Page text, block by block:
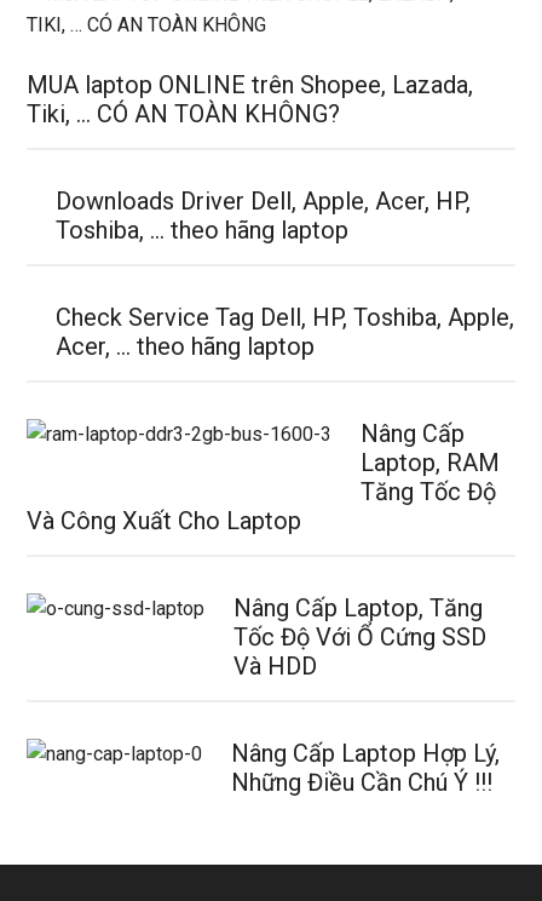
MUA laptop ONLINE trên Shopee, Lazada,
Tiki, … CÓ AN TOÀN KHÔNG?
Downloads Driver Dell, Apple, Acer, HP,
Toshiba, … theo hãng laptop
Check Service Tag Dell, HP, Toshiba, Apple,
Acer, … theo hãng laptop
Nâng Cấp
Laptop, RAM
Tăng Tốc Độ
Và Công Xuất Cho Laptop
Nâng Cấp Laptop, Tăng
Tốc Độ Với Ổ Cứng SSD
Và HDD
Nâng Cấp Laptop Hợp Lý,
Những Điều Cần Chú Ý !!!